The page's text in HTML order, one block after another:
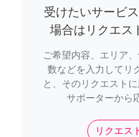
受けたいサービ
場合はリクエス
ご希望内容、エリア
数などを入力してリ
と、そのリクエスト
サポーターから
リクエス